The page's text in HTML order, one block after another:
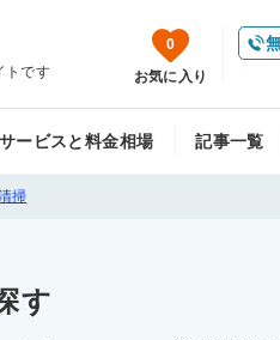
トです
0
お気に入り
サービスと料金相場 記事一覧
掃
す